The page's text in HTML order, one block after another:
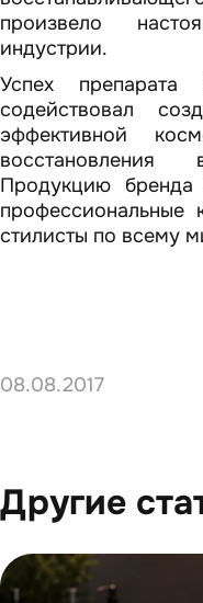
произвело
индустрии.
Успех препарата
содействовал
эффективной
Продукцию
профессиональные
стилисты по всему
08.08.2017
Другие